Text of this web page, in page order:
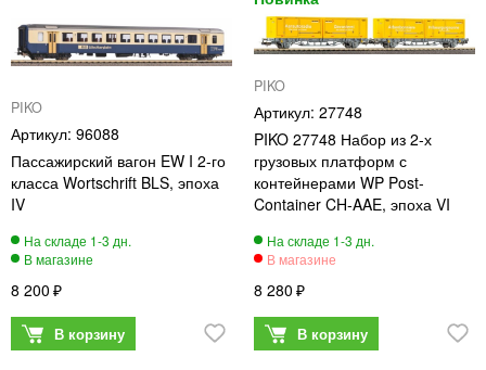
PIKO
96088
Пассажирский вагон EW I 2-го
класса Wortschrift BLS, эпоха
IV
8 200
PIKO
27748
PIKO 27748 Набор из 2-х
грузовых платформ с
контейнерами WP Post-
Container CH-AAE, эпоха VI
8 280